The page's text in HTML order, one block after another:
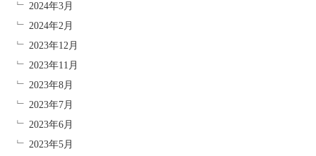
2024年3月
2024年2月
2023年12月
2023年11月
2023年8月
2023年7月
2023年6月
2023年5月